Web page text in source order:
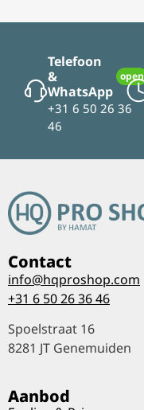
Telefoon
&
WhatsApp
open
+31 6 50 26 36
46
Contact
info@hqproshop.com
+31 6 50 26 36 46
Spoelstraat 16
8281 JT Genemuiden
Aanbod